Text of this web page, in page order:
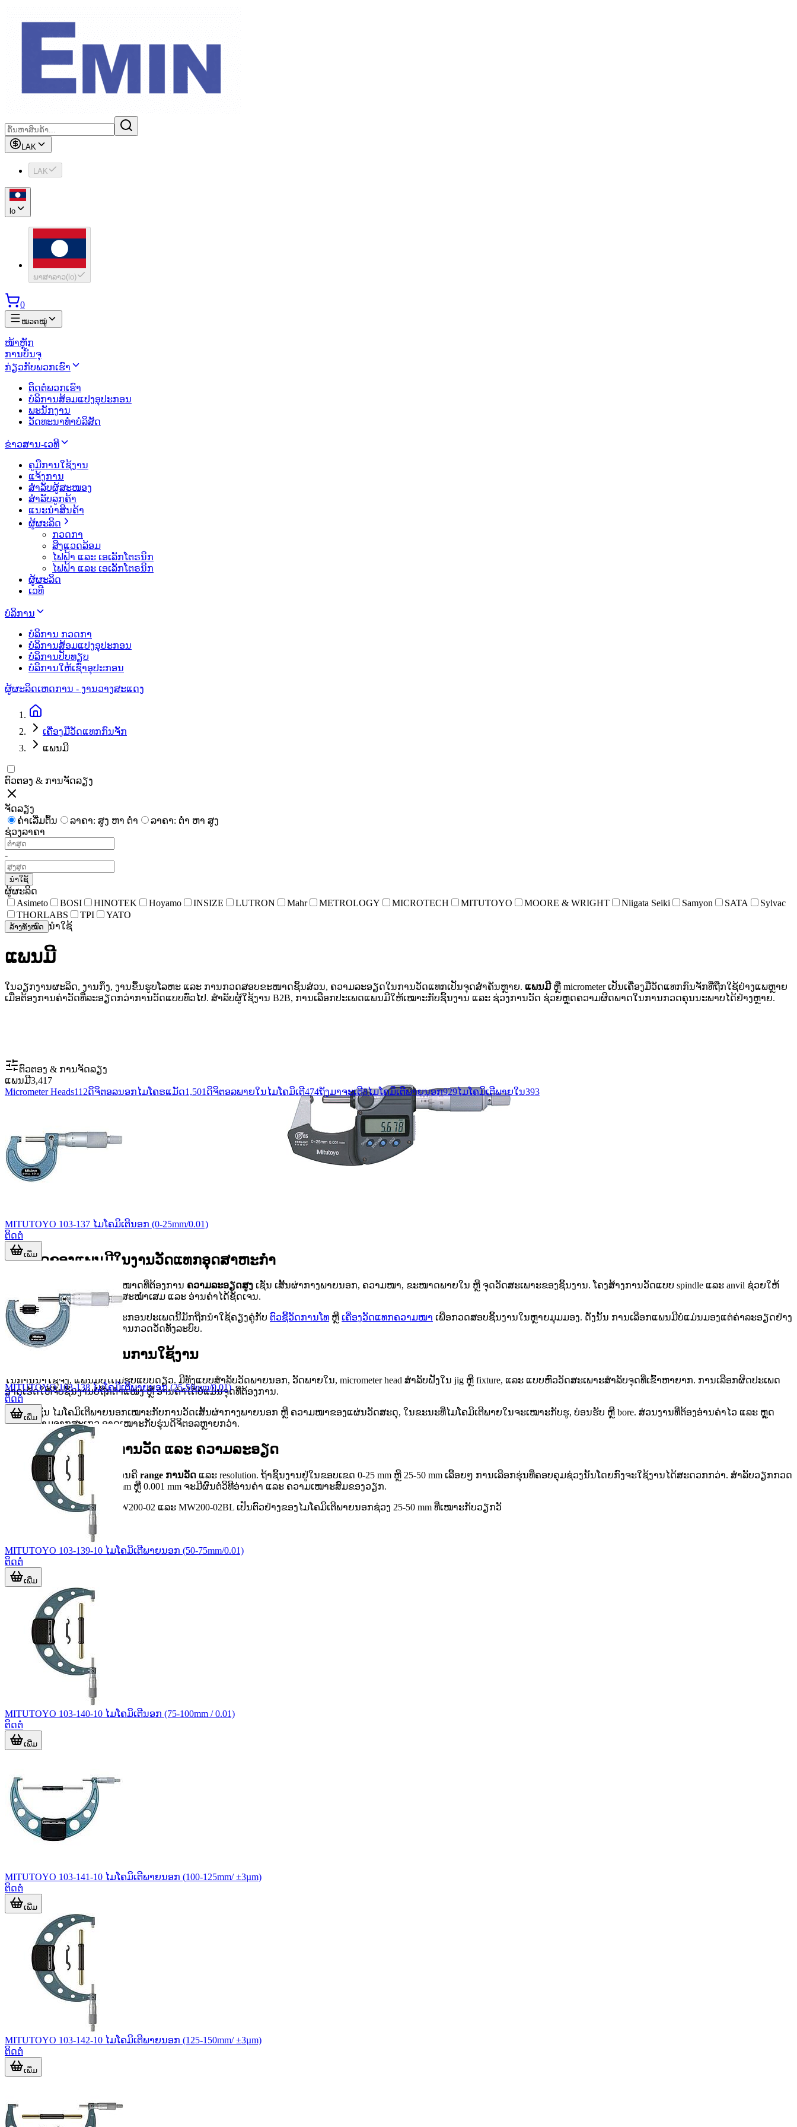
LAK
LAK
lo
ພາສາລາວ( lo)
0
ໝວດໝູ່
ໜ້າຫຼັກ
ການບັນຈຸ
ກ່ຽວກັບພວກເຮົາ
ຕິດຕໍ່ພວກເຮົາ
ບໍລິການສ້ອມແປງອຸປະກອນ
ພະນັກງານ
ວັດທະນາທຳບໍລິສັດ
ຂ່າວສານ-ເວທີ
ຄູມືການໃຊ້ງານ
ແຈ້ງການ
ສຳລັບຜູ້ສະໜອງ
ສຳລັບລູກຄ້າ
ແນະນຳສິນຄ້າ
ຜູ້ຜະລິດ
ກວດກາ
ສິງແວດລ້ອມ
ໄຟຟ້າ ແລະ ເອເລັກໂຕຣນິກ
ໄຟຟ້າ ແລະ ເອເລັກໂຕຣນິກ
ຜູ້ຜະລິດ
ເວທີ
ບໍລິການ
ບໍລິການ ກວດກາ
ບໍລິການສ້ອມແປງອຸປະກອນ
ບໍລິການປັບທຽບ
ບໍລິການໃຫ້ເຊົ່າອຸປະກອນ
ຜູ້ຜະລິດເຫດການ - ງານວາງສະແດງ
ເຄື່ອງມືວັດແທກກົນຈັກ
ແພນມີ
ຕົວຕອງ & ການຈັດລຽງ
ຈັດລຽງ
ຄ່າເລີ່ມຕົ້ນ
ລາຄາ: ສູງ ຫາ ຕໍ່າ
ລາຄາ: ຕໍ່າ ຫາ ສູງ
ຊ່ວງລາຄາ
-
ນຳໃຊ້
ຜູ້ຜະລິດ
Asimeto
BOSI HINOTEK Hoyamo INSIZE LUTRON Mahr METROLOGY MICROTECH MITUTOYO MOORE & WRIGHT Niigata Seiki Samyon SATA
Sylvac
THORLABS
TPI YATO
ລ້າງທັງໝົດ ນຳໃຊ້
ແພນມີ
ໃນວຽກງານຜະລິດ, ງານກຶງ, ງານຂຶ້ນຮູບໂລຫະ ແລະ ການກວດສອບຂະໜາດຊິ້ນສ່ວນ, ຄວາມລະອຽດໃນການວັດແທກເປັນຈຸດສຳຄັນຫຼາຍ. ແພນມີຫຼື micrometer ເປັນເຄື່ອງມືວັດແທກກົນຈັກທີ່ຖືກໃຊ້ຢ່າງແພຫຼາຍ
ເມື່ອຕ້ອງການຄ່າວັດທີ່ລະອຽດກວ່າການວັດແບບທົ່ວໄປ. ສຳລັບຜູ້ໃຊ້ງານ B2B, ການເລືອກປະເພດແພນມີໃຫ້ເໝາະກັບຊິ້ນງານ ແລະ ຊ່ວງການວັດ ຊ່ວຍຫຼຸດຄວາມຜິດພາດໃນການກວດຄຸນນະພາບໄດ້ຢ່າງຫຼາຍ.
ບົດບາດຂອງແພນມີໃນງານວັດແທກອຸດສາຫະກຳ
ແພນມີເໝາະສຳລັບການວັດຂະໜາດທີ່ຕ້ອງການ ຄວາມລະອຽດສູງ ເຊັ່ນ ເສັ້ນຜ່າກາງພາຍນອກ, ຄວາມໜາ, ຂະໜາດພາຍໃນ ຫຼື ຈຸດວັດສະເພາະຂອງຊິ້ນງານ. ໂຄງສ້າງການວັດແບບ spindle ແລະ anvil ຊ່ວຍໃຫ້
ການສຳຜັດກັບຊິ້ນງານມີຄວາມສະໝ່ຳເສມ ແລະ ອ່ານຄ່າໄດ້ຊັດເຈນ.
ໃນສາຍງານ QC ແລະ QA, ອຸປະກອນປະເພດນີ້ມັກຖືກນຳໃຊ້ຄຽງຄູ່ກັບ ຕົວຊີ້ວັດການໂທ ຫຼື ເຄື່ອງວັດແທກຄວາມໜາ ເພື່ອກວດສອບຊິ້ນງານໃນຫຼາຍມຸມມອງ. ດັ່ງນັ້ນ ການເລືອກແພນມີບໍ່ແມ່ນມອງແຕ່ຄ່າລະອຽດຢ່າງ
ດຽວ ແຕ່ຕ້ອງມອງຮ່ວມກັບວິທີການກວດວັດທັງລະບົບ.
ປະເພດແພນມີທີ່ພົບໃນການໃຊ້ງານ
ໃນການນຳໃຊ້ຈິງ, ແພນມີບໍ່ໄດ້ມີຮູບແບບດຽວ. ມີທັງແບບສຳລັບວັດພາຍນອກ, ວັດພາຍໃນ, micrometer head ສຳລັບຝັງໃນ jig ຫຼື fixture, ແລະ ແບບຫົວວັດສະເພາະສຳລັບຈຸດທີ່ເຂົ້າຫາຍາກ. ການເລືອກຜິດປະເພດ
ອາດເຮັດໃຫ້ຈັບຊິ້ນງານບໍ່ຖືກຕຳແໜ່ງ ຫຼື ອ່ານຄ່າໄດ້ບໍ່ແມ່ນຈຸດທີ່ຕ້ອງການ.
ຕົວຢ່າງເຊັ່ນ ໄມໂຄມິເຕີພາຍນອກເໝາະກັບການວັດເສັ້ນຜ່າກາງພາຍນອກ ຫຼື ຄວາມໜາຂອງແຜ່ນວັດສະດຸ, ໃນຂະນະທີ່ໄມໂຄມິເຕີພາຍໃນຈະເໝາະກັບຮູ, ບ່ອນຮັບ ຫຼື bore. ສ່ວນງານທີ່ຕ້ອງອ່ານຄ່າໄວ ແລະ ຫຼຸດ
ການຕີຄວາມຈາກສະເກວ ອາດເໝາະກັບຮຸ່ນດິຈິຕອລຫຼາຍກວ່າ.
ແນວທາງເລືອກຊ່ວງການວັດ ແລະ ຄວາມລະອຽດ
ສອງປັດໃຈທີ່ຄວນພິຈາລະນາກ່ອນຄື range ການວັດ ແລະ resolution. ຖ້າຊິ້ນງານຢູ່ໃນຂອບເຂດ 0-25 mm ຫຼື 25-50 mm ເລື້ອຍໆ ການເລືອກຮຸ່ນທີ່ຄອບຄຸມຊ່ວງນັ້ນໂດຍກົງຈະໃຊ້ງານໄດ້ສະດວກກວ່າ. ສຳລັບວຽກກວດ
ສອບລະອຽດ, resolution 0.01 mm ຫຼື 0.001 mm ຈະມີຜົນຕໍ່ວິທີອ່ານຄ່າ ແລະ ຄວາມເໝາະສົມຂອງວຽກ.
ເຊັ່ນ MOORE & WRIGHT MW200-02 ແລະ MW200-02BL ເປັນຕົວຢ່າງຂອງໄມໂຄມິເຕີພາຍນອກຊ່ວງ 25-50 mm ທີ່ເໝາະກັບວຽກວັ
ຕົວຕອງ & ການຈັດລຽງ
ແພນມີ3,417
Micrometer Heads112ດິຈິຕອລນອກໄມໂຄຣແມັດ1,501 ດິຈິຕອລພາຍໃນໄມໂຄມິເຕີ474ຖັງມາຈະເຕີ8ໄມໂຄມິເຕີພາຍນອກ929ໄມໂຄມິເຕີພາຍໃນ393
MITUTOYO 103-137 ໄມໂຄມິເຕີນອກ (0-25mm/0.01)
ຕິດຕໍ່
ເພີ່ມ
MITUTOYO 103-138 ໄມໂຄມິເຕີພາຍນອກ (25-50mm/0.01)
ຕິດຕໍ່
ເພີ່ມ
MITUTOYO 103-139-10 ໄມໂຄມິເຕີພາຍນອກ (50-75mm/0.01)
ຕິດຕໍ່
ເພີ່ມ
MITUTOYO 103-140-10 ໄມໂຄມິເຕີນອກ (75-100mm / 0.01)
ຕິດຕໍ່
ເພີ່ມ
MITUTOYO 103-141-10 ໄມໂຄມິເຕີພາຍນອກ (100-125mm/ ±3µm)
ຕິດຕໍ່
ເພີ່ມ
MITUTOYO 103-142-10 ໄມໂຄມິເຕີພາຍນອກ (125-150mm/ ±3µm)
ຕິດຕໍ່
ເພີ່ມ